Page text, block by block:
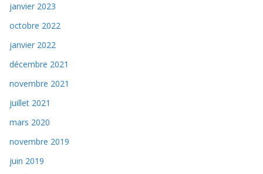
janvier 2023
octobre 2022
janvier 2022
décembre 2021
novembre 2021
juillet 2021
mars 2020
novembre 2019
juin 2019